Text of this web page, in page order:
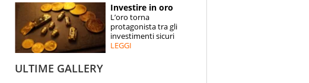
SPECIALI
ESPERTI
Investire in oro
L’oro torna
protagonista tra gli
investimenti sicuri
LEGGI
ULTIME GALLERY